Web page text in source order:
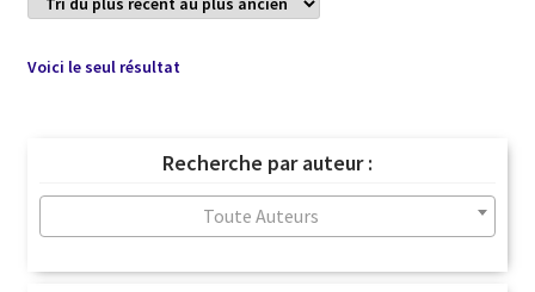
Voici le seul résultat
Recherche par auteur :
Toute Auteurs